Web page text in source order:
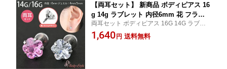
【両耳セット】 新商品 ボディピアス 16
g 14g ラブレット 内径6mm 花 フラワ
ー 軟骨ピアス 耳たぶ ピアス つけっぱ
なし 金属アレルギー セカンドピアス 医
両耳セット ボディピアス 16G 14G ラブレ
ットスタッド 花 フラワー 立爪 ジュエル ト
ラガス 軟骨ピアス ヘリックス 耳たぶ
1,640円 送料無料